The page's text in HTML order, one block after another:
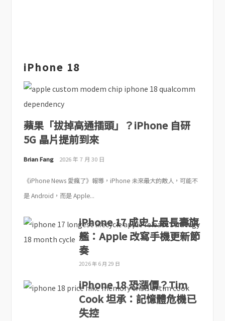
iPhone 18
蘋果「拔掉高通插頭」？iPhone 自研
5G 晶片提前到來
Brian Fang 2026 年 7 月 30 日
《iPhone News 愛瘋了》報導，iPhone 未來最大的敵人，可能不
是 Android，而是 Apple...
iPhone 17 成史上最長壽旗
艦：Apple 改寫手機更新節
奏
2026 年 6 月 29 日
iPhone 18 恐漲價？Tim
Cook 坦承：記憶體危機已
失控